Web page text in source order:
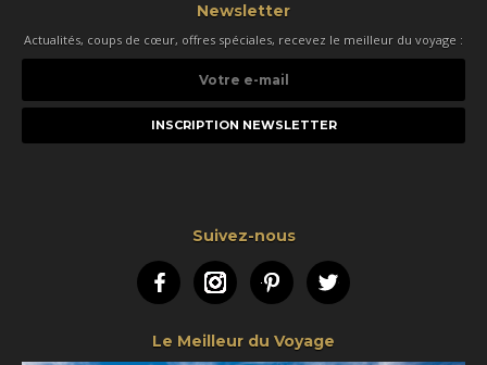
Newsletter
Actualités, coups de cœur, offres spéciales, recevez le meilleur du voyage :
e-
Suivez-nous
FacebookInstagramPinterestTwitter
Le Meilleur du Voyage